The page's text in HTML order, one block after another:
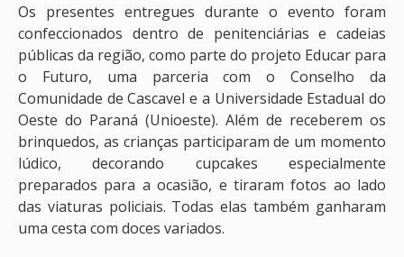
Os presentes entregues durante o evento foram
confeccionados dentro de penitenciárias e cadeias
públicas da região, como parte do projeto Educar para
o Futuro, uma parceria com o Conselho da
Comunidade de Cascavel e a Universidade Estadual do
Oeste do Paraná (Unioeste). Além de receberem os
brinquedos, as crianças participaram de um momento
lúdico, decorando cupcakes especialmente
preparados para a ocasião, e tiraram fotos ao lado
das viaturas policiais. Todas elas também ganharam
uma cesta com doces variados.